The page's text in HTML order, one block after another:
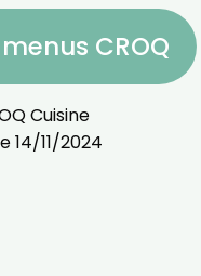
CROQ
Cuisine
14/11/2024